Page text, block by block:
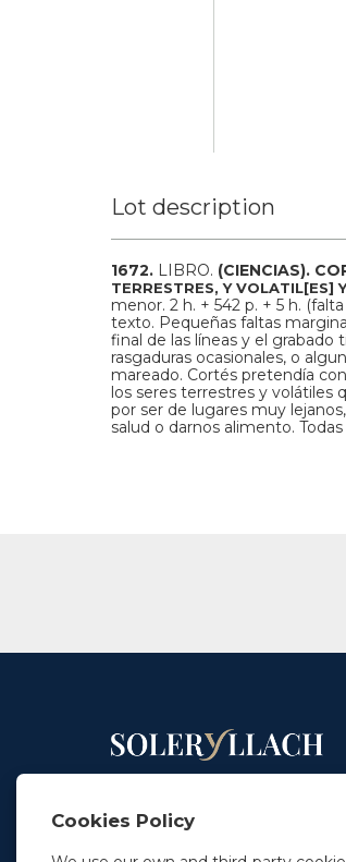
Lot description
1672. LIBRO. (CIENCIAS).
TERRESTRES, Y VOLATIL[ES]
menor. 2 h. + 542 p. + 5 h.
texto. Pequeñas faltas
final de las líneas y el grabado
rasgaduras ocasionales, o
mareado. Cortés pretendía
los seres terrestres y volátiles
por ser de lugares muy
salud o darnos alimento.
info@soleryllach.com
Cookies Policy